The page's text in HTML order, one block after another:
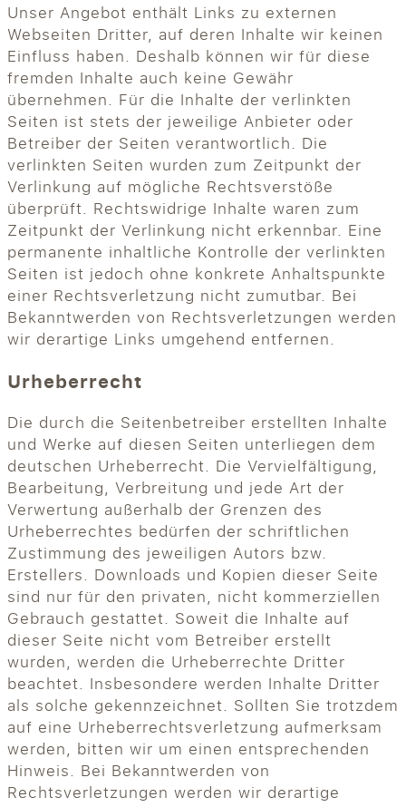
Unser Angebot enthält Links zu externen
Webseiten Dritter, auf deren Inhalte wir keinen
Einfluss haben. Deshalb können wir für diese
fremden Inhalte auch keine Gewähr
übernehmen. Für die Inhalte der verlinkten
Seiten ist stets der jeweilige Anbieter oder
Betreiber der Seiten verantwortlich. Die
verlinkten Seiten wurden zum Zeitpunkt der
Verlinkung auf mögliche Rechtsverstöße
überprüft. Rechtswidrige Inhalte waren zum
Zeitpunkt der Verlinkung nicht erkennbar. Eine
permanente inhaltliche Kontrolle der verlinkten
Seiten ist jedoch ohne konkrete Anhaltspunkte
einer Rechtsverletzung nicht zumutbar. Bei
Bekanntwerden von Rechtsverletzungen werden
wir derartige Links umgehend entfernen.
Urheberrecht
Die durch die Seitenbetreiber erstellten Inhalte
und Werke auf diesen Seiten unterliegen dem
deutschen Urheberrecht. Die Vervielfältigung,
Bearbeitung, Verbreitung und jede Art der
Verwertung außerhalb der Grenzen des
Urheberrechtes bedürfen der schriftlichen
Zustimmung des jeweiligen Autors bzw.
Erstellers. Downloads und Kopien dieser Seite
sind nur für den privaten, nicht kommerziellen
Gebrauch gestattet. Soweit die Inhalte auf
dieser Seite nicht vom Betreiber erstellt
wurden, werden die Urheberrechte Dritter
beachtet. Insbesondere werden Inhalte Dritter
als solche gekennzeichnet. Sollten Sie trotzdem
auf eine Urheberrechtsverletzung aufmerksam
werden, bitten wir um einen entsprechenden
Hinweis. Bei Bekanntwerden von
Rechtsverletzungen werden wir derartige